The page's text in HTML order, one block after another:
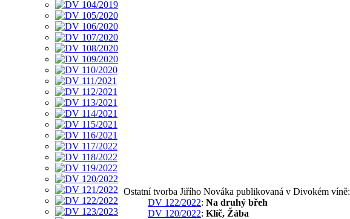
Ostatní tvorba Jiřího Nováka publikovaná v Divokém víně:
DV 122/2022: Na druhý břeh
DV 120/2022: Klíč, Žába